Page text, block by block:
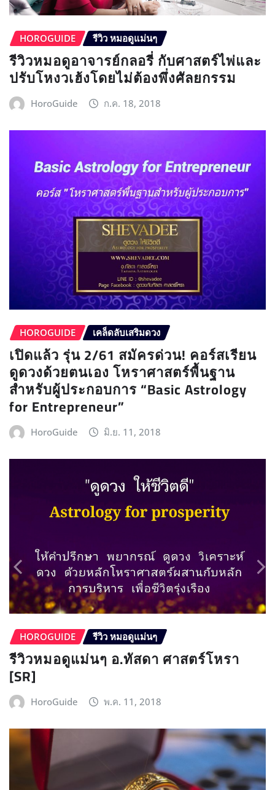
HOROGUIDE รีวิว หมอดูแม่นๆ
รีวิวหมอดูอาจารย์กลอรี่ กับศาสตร์ไพ่และ
ปรับโหงวเฮ้งโดยไม่ต้องพึ่งศัลยกรรม
HoroGuide ก.ค. 18, 2018
HOROGUIDE เคล็ดลับเสริมดวง
เปิดแล้ว รุ่น 2/61 สมัครด่วน! คอร์สเรียน
ดูดวงด้วยตนเอง โหราศาสตร์พื้นฐาน
สำหรับผู้ประกอบการ “Basic Astrology
for Entrepreneur”
HoroGuide มิ.ย. 11, 2018
HOROGUIDE รีวิว หมอดูแม่นๆ
รีวิวหมอดูแม่นๆ อ.ทัสดา ศาสตร์โหรา
[SR]
HoroGuide พ.ค. 11, 2018